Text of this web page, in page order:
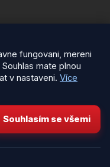
fungovani, mereni
mate plnou
v nastaveni. Více
Souhlasím se všemi